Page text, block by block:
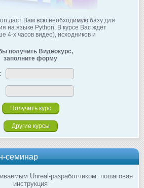
даст Вам всю необходимую базу для
на языке Python. В курсе Вас ждёт
4-х часов видео), исходников и
получить Видеокурс,
заполните форму
Другие курсы
семинар
Unreal-разработчиком: пошаговая
инструкция